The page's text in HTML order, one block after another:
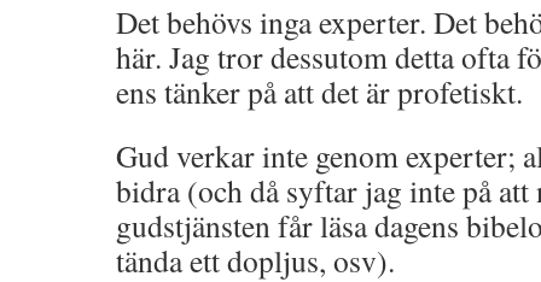
Det behövs inga experter. Det
här. Jag tror dessutom detta ofta
ens tänker på att det är profetiskt.
Gud verkar inte genom experter;
bidra (och då syftar jag inte på att
gudstjänsten får läsa dagens
tända ett dopljus, osv).